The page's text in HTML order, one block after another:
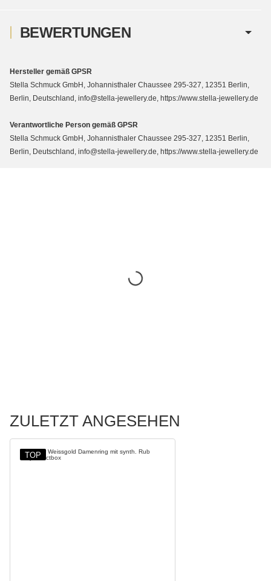
BEWERTUNGEN
Hersteller gemäß GPSR
Stella Schmuck GmbH, Johannisthaler Chaussee 295-327, 12351 Berlin,
Berlin, Deutschland, info@stella-jewellery.de, https://www.stella-jewellery.de
Verantwortliche Person gemäß GPSR
Stella Schmuck GmbH, Johannisthaler Chaussee 295-327, 12351 Berlin,
Berlin, Deutschland, info@stella-jewellery.de, https://www.stella-jewellery.de
ZULETZT ANGESEHEN
TOP